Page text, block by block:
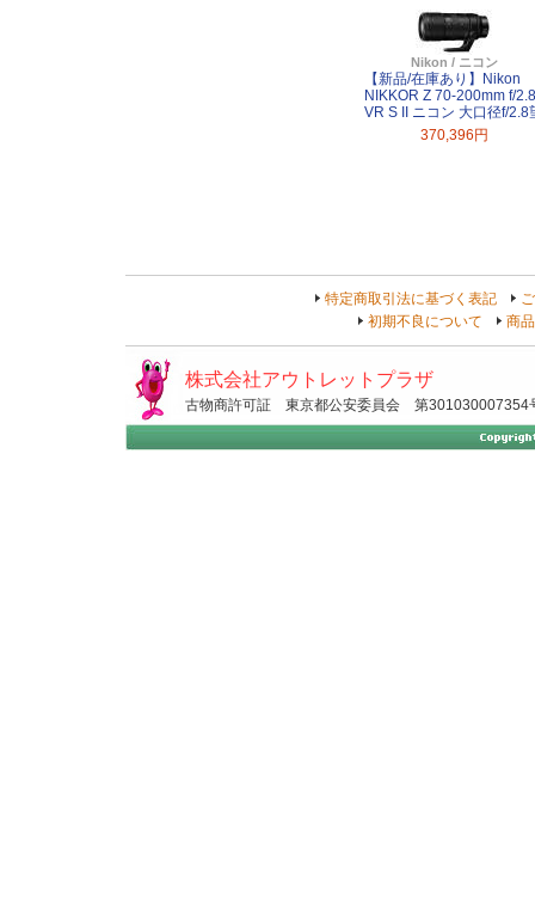
Nikon / ニコン
【新品/在庫あり】Nikon
NIKKOR Z 70-200mm f/2.8
VR S II ニコン 大口径f/2.8
370,396円
特定商取引法に基づく表記
初期不良について
商
株式会社アウトレットプラザ
古物商許可証 東京都公安委員会 第301030007354